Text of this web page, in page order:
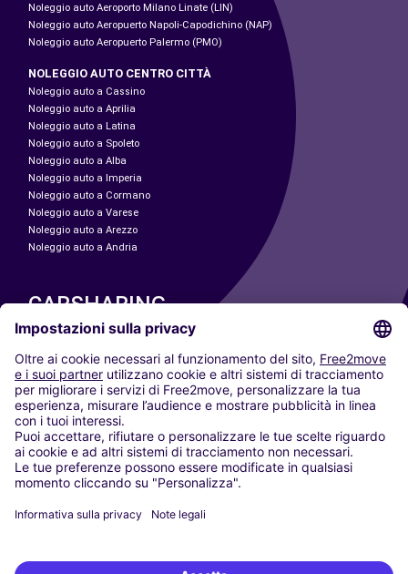
Noleggio auto Aeroporto Milano Linate (LIN)
Noleggio auto Aeropuerto Napoli-Capodichino (NAP)
Noleggio auto Aeropuerto Palermo (PMO)
NOLEGGIO AUTO CENTRO CITTÀ
Noleggio auto a Cassino
Noleggio auto a Aprilia
Noleggio auto a Latina
Noleggio auto a Spoleto
Noleggio auto a Alba
Noleggio auto a Imperia
Noleggio auto a Cormano
Noleggio auto a Varese
Noleggio auto a Arezzo
Noleggio auto a Andria
CARSHARING
LE NOSTRE CITTÀ
Paris
Madrid
Washington DC
Milano
Roma
Torino
Vienna
Berlino
Düsseldorf